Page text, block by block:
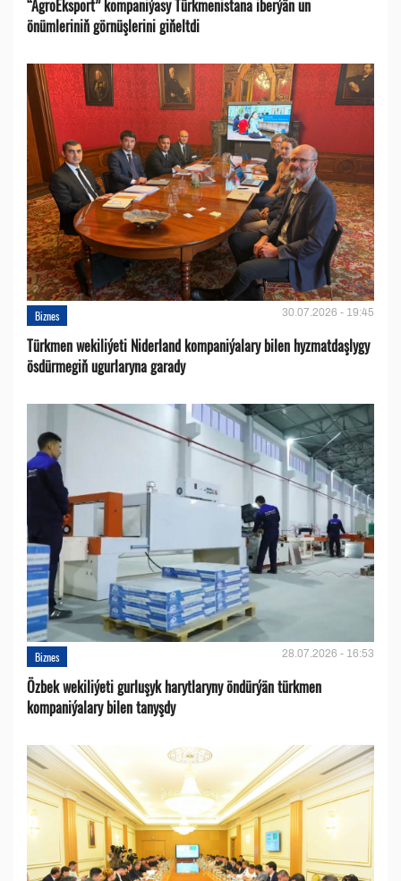
“AgroEksport” kompaniýasy Türkmenistana iberýän un
önümleriniň görnüşlerini giňeltdi
Biznes 30.07.2026 - 19:45
Türkmen wekiliýeti Niderland kompaniýalary bilen hyzmatdaşlygy
ösdürmegiň ugurlaryna garady
Biznes 28.07.2026 - 16:53
Özbek wekiliýeti gurluşyk harytlaryny öndürýän türkmen
kompaniýalary bilen tanyşdy